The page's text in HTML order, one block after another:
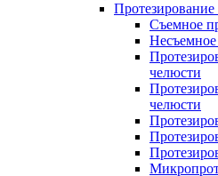
Протезирование
Съемное
Несъемное
челюсти
челюсти